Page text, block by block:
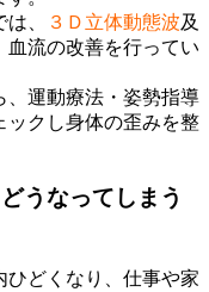
、
３Ｄ立体動態波及
血流の改善を行ってい
、運動療法・姿勢指導
ックし身体の歪みを整
うなってしまう
ひどくなり、仕事や家